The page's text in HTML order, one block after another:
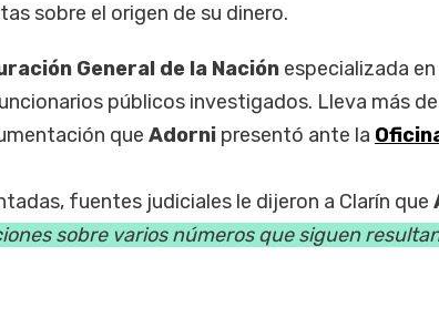
sobre el origen de su dinero.
General de la Naciónespecializada en
públicos investigados. Lleva más
que Adorni presentó ante la
fuentes judiciales le dijeron a Clarín que
sobre varios números que siguen